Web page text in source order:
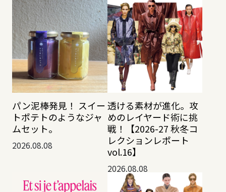
パン泥棒発見！ スイー
トポテトのようなジャ
ムセット。
2026.08.08
透ける素材が進化。攻
めのレイヤード術に挑
戦！【2026-27 秋冬コ
レクションレポート
vol.16】
2026.08.08